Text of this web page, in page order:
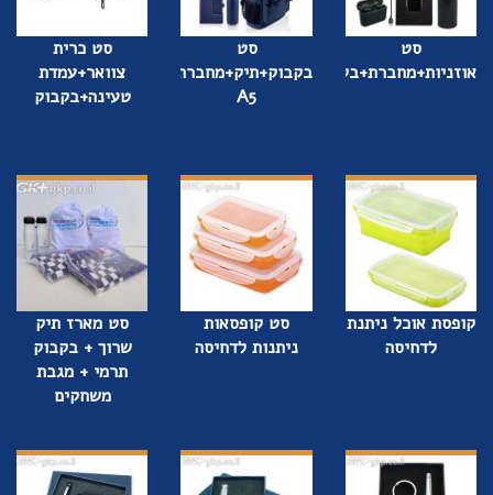
סט
אוזניות+מחברת+בקבוק
סט
בקבוק+תיק+מחברת
A5
סט כרית
צוואר+עמדת
טעינה+בקבוק
קופסת אוכל ניתנת
לדחיסה
סט קופסאות
ניתנות לדחיסה
סט מארז תיק
שרוך + בקבוק
תרמי + מגבת
משחקים